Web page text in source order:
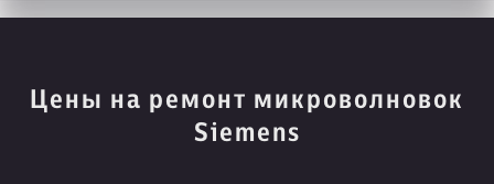
Цены на ремонт микроволновок
Siemens